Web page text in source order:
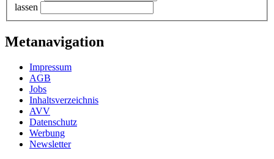
lassen
Metanavigation
Impressum
AGB
Jobs
Inhaltsverzeichnis
AVV
Datenschutz
Werbung
Newsletter